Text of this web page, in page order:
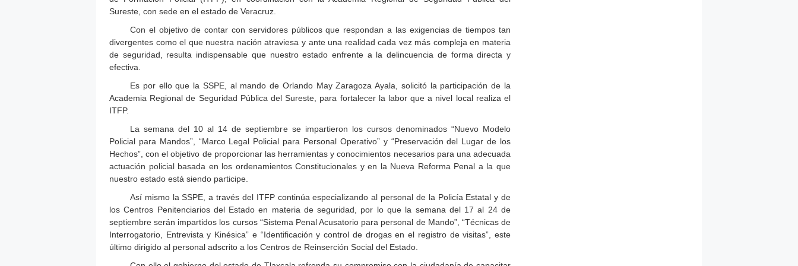
Sureste, con sede en el estado de Veracruz.
Con el objetivo de contar con servidores públicos que respondan a las exigencias de tiempos tan
divergentes como el que nuestra nación atraviesa y ante una realidad cada vez más compleja en materia
de seguridad, resulta indispensable que nuestro estado enfrente a la delincuencia de forma directa y
efectiva.
Es por ello que la SSPE, al mando de Orlando May Zaragoza Ayala, solicitó la participación de la
Academia Regional de Seguridad Pública del Sureste, para fortalecer la labor que a nivel local realiza el
ITFP.
La semana del 10 al 14 de septiembre se impartieron los cursos denominados “Nuevo Modelo
Policial para Mandos”, “Marco Legal Policial para Personal Operativo” y “Preservación del Lugar de los
Hechos”, con el objetivo de proporcionar las herramientas y conocimientos necesarios para una adecuada
actuación policial basada en los ordenamientos Constitucionales y en la Nueva Reforma Penal a la que
nuestro estado está siendo participe.
Así mismo la SSPE, a través del ITFP continúa especializando al personal de la Policía Estatal y de
los Centros Penitenciarios del Estado en materia de seguridad, por lo que la semana del 17 al 24 de
septiembre serán impartidos los cursos “Sistema Penal Acusatorio para personal de Mando”, “Técnicas de
Interrogatorio, Entrevista y Kinésica” e “Identificación y control de drogas en el registro de visitas”, este
último dirigido al personal adscrito a los Centros de Reinserción Social del Estado.